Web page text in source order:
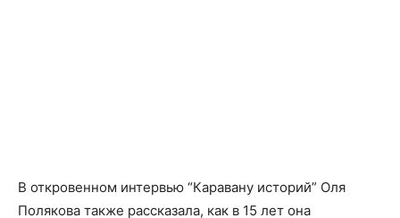
В откровенном интервью “Каравану историй” Оля
Полякова также рассказала, как в 15 лет она